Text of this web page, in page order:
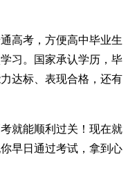
高考，方便高中毕业生
习。国家承认学历，毕
达标、表现合格，还有
就能顺利过关！现在就
早日通过考试，拿到心